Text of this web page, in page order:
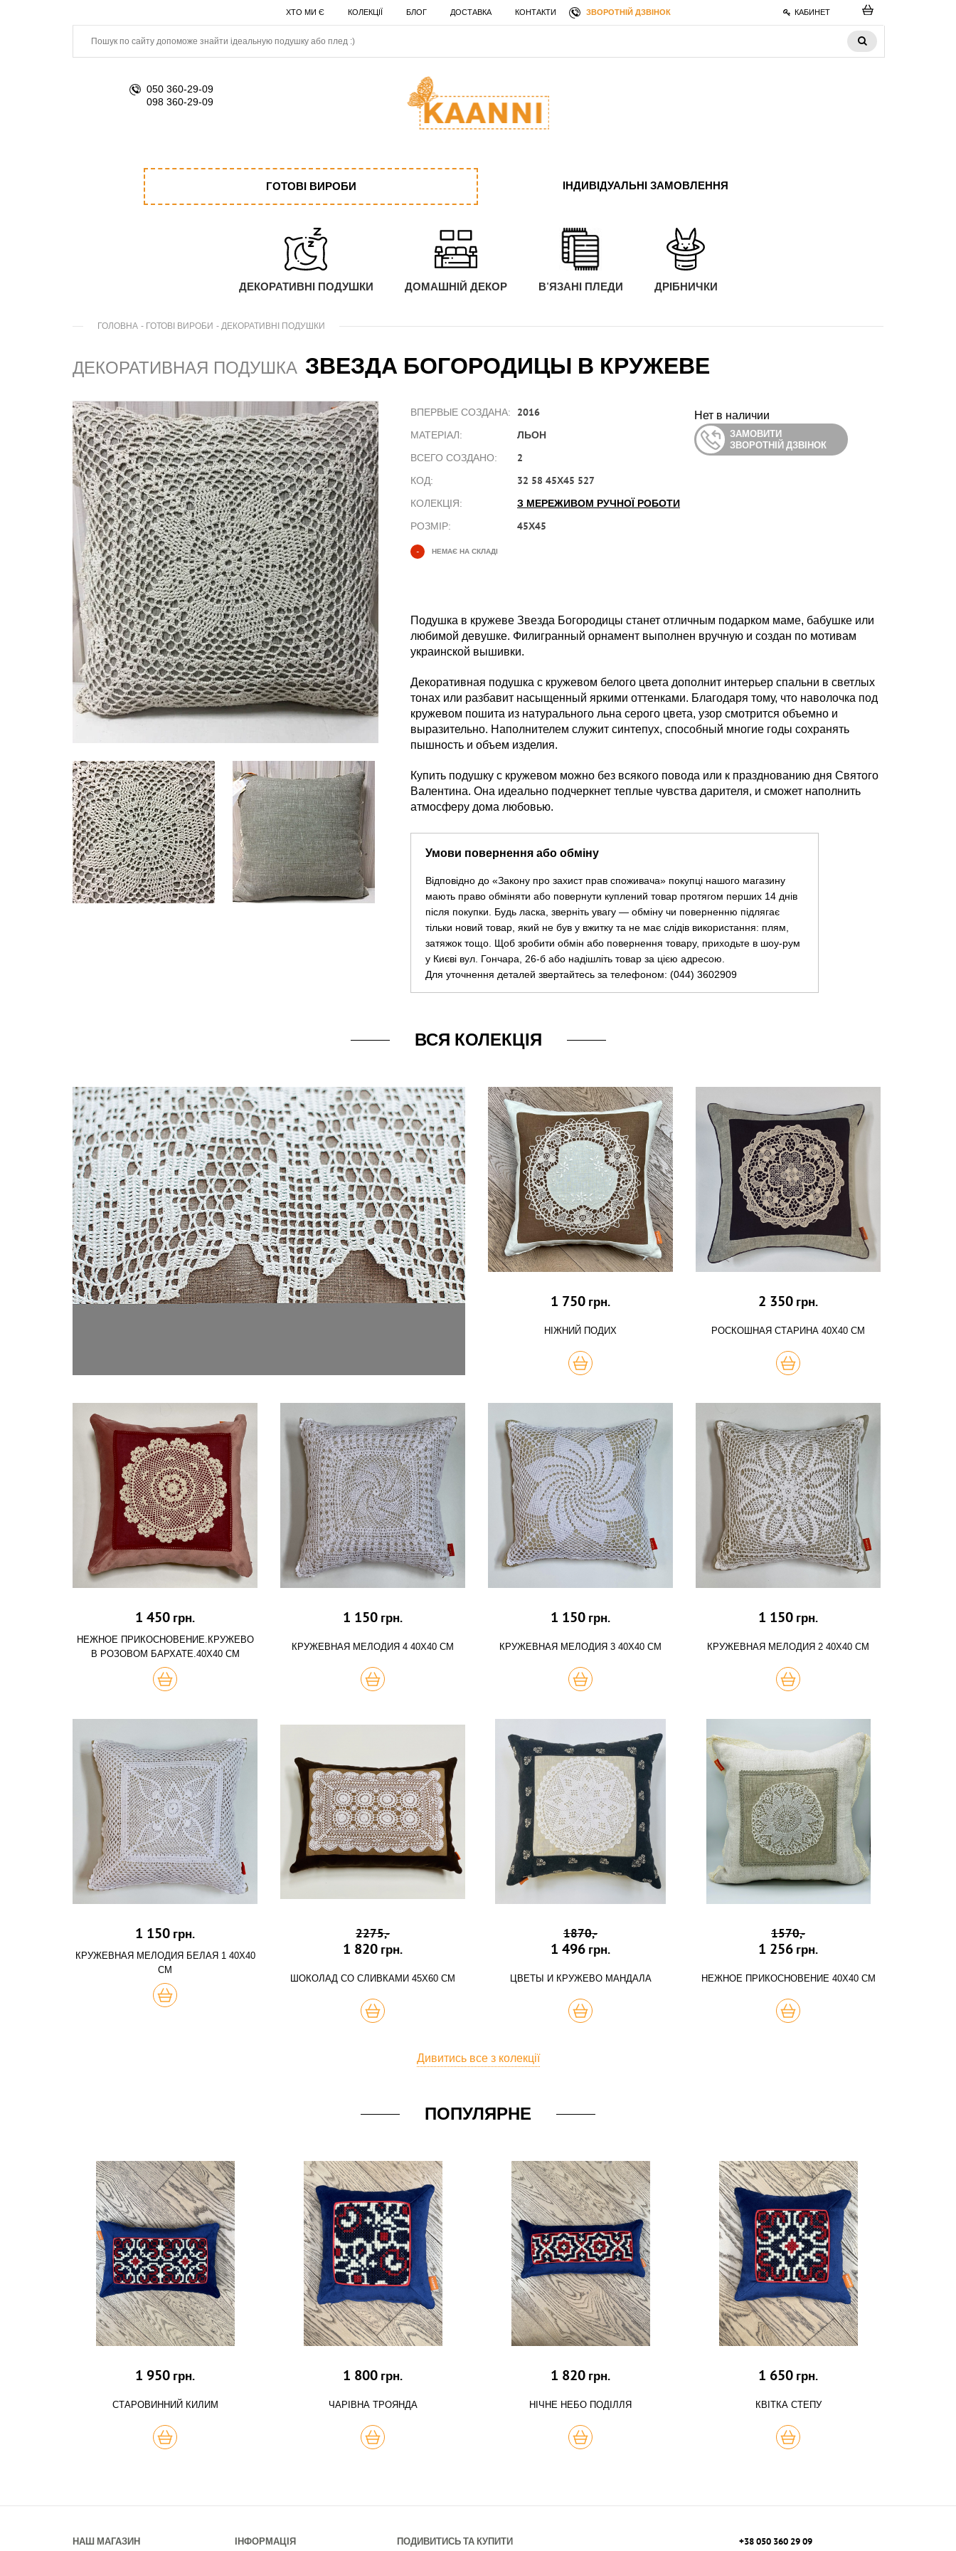
ХТО МИ Є КОЛЕКЦІЇ БЛОГ ДОСТАВКА КОНТАКТИ ЗВОРОТНІЙ ДЗВІНОК КАБИНЕТ
050 360-29-09
098 360-29-09
ГОТОВІ ВИРОБИ ІНДИВІДУАЛЬНІ ЗАМОВЛЕННЯ
ДЕКОРАТИВНІ ПОДУШКИ ДОМАШНІЙ ДЕКОР В'ЯЗАНІ ПЛЕДИ ДРІБНИЧКИ
ГОЛОВНА - ГОТОВІ ВИРОБИ - ДЕКОРАТИВНІ ПОДУШКИ
ДЕКОРАТИВНАЯ ПОДУШКА ЗВЕЗДА БОГОРОДИЦЫ В КРУЖЕВЕ
ВПЕРВЫЕ СОЗДАНА: 2016
МАТЕРІАЛ: ЛЬОН
ВСЕГО СОЗДАНО: 2
КОД: 32 58 45Х45 527
КОЛЕКЦІЯ: З МЕРЕЖИВОМ РУЧНОЇ РОБОТИ
РОЗМІР: 45Х45
Нет в наличии
ЗАМОВИТИ
ЗВОРОТНІЙ ДЗВІНОК
- НЕМАЄ НА СКЛАДІ
Подушка в кружеве Звезда Богородицы станет отличным подарком маме, бабушке или
любимой девушке. Филигранный орнамент выполнен вручную и создан по мотивам
украинской вышивки.
Декоративная подушка с кружевом белого цвета дополнит интерьер спальни в светлых
тонах или разбавит насыщенный яркими оттенками. Благодаря тому, что наволочка под
кружевом пошита из натурального льна серого цвета, узор смотрится объемно и
выразительно. Наполнителем служит синтепух, способный многие годы сохранять
пышность и объем изделия.
Купить подушку с кружевом можно без всякого повода или к празднованию дня Святого
Валентина. Она идеально подчеркнет теплые чувства дарителя, и сможет наполнить
атмосферу дома любовью.
Умови повернення або обміну
Відповідно до «Закону про захист прав споживача» покупці нашого магазину
мають право обміняти або повернути куплений товар протягом перших 14 днів
після покупки. Будь ласка, зверніть увагу — обміну чи поверненню підлягає
тільки новий товар, який не був у вжитку та не має слідів використання: плям,
затяжок тощо. Щоб зробити обмін або повернення товару, приходьте в шоу-рум
у Києві вул. Гончара, 26-б або надішліть товар за цією адресою.
Для уточнення деталей звертайтесь за телефоном: (044) 3602909
ВСЯ КОЛЕКЦІЯ
1 750 грн.
НІЖНИЙ ПОДИХ
КУПИТЬ
2 350 грн.
РОСКОШНАЯ СТАРИНА 40Х40 СМ
КУПИТЬ
1 450 грн.
НЕЖНОЕ ПРИКОСНОВЕНИЕ.КРУЖЕВО
В РОЗОВОМ БАРХАТЕ.40Х40 СМ
КУПИТЬ
1 150 грн.
КРУЖЕВНАЯ МЕЛОДИЯ 4 40Х40 СМ
КУПИТЬ
1 150 грн.
КРУЖЕВНАЯ МЕЛОДИЯ 3 40Х40 СМ
КУПИТЬ
1 150 грн.
КРУЖЕВНАЯ МЕЛОДИЯ 2 40Х40 СМ
КУПИТЬ
1 150 грн.
КРУЖЕВНАЯ МЕЛОДИЯ БЕЛАЯ 1 40Х40
СМ
КУПИТЬ
2275,-
1 820 грн.
ШОКОЛАД СО СЛИВКАМИ 45Х60 СМ
КУПИТЬ
1870,-
1 496 грн.
ЦВЕТЫ И КРУЖЕВО МАНДАЛА
КУПИТЬ
1570,-
1 256 грн.
НЕЖНОЕ ПРИКОСНОВЕНИЕ 40Х40 СМ
КУПИТЬ
Дивитись все з колекції
ПОПУЛЯРНЕ
1 950 грн.
СТАРОВИННИЙ КИЛИМ
КУПИТЬ
1 800 грн.
ЧАРІВНА ТРОЯНДА
КУПИТЬ
1 820 грн.
НІЧНЕ НЕБО ПОДІЛЛЯ
КУПИТЬ
1 650 грн.
КВІТКА СТЕПУ
КУПИТЬ
НАШ МАГАЗИН ІНФОРМАЦІЯ ПОДИВИТИСЬ ТА КУПИТИ +38 050 360 29 09